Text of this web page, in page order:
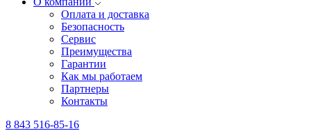
Оплата и доставка
Безопасность
Сервис
Преимущества
Гарантии
Как мы работаем
Партнеры
Контакты
8 843 516-85-16